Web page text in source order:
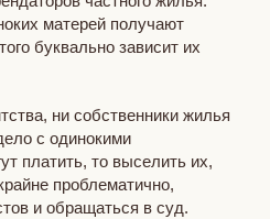
матерей получают
буквально зависит их
ни собственники жилья
с одинокими
платить, то выселить их,
проблематично,
и обращаться в суд.